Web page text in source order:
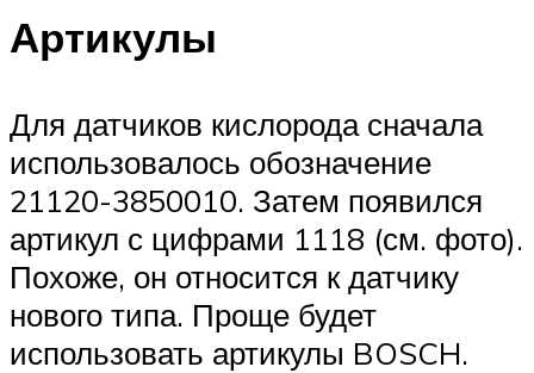
Артикулы
Для датчиков кислорода сначала
использовалось обозначение
21120-3850010. Затем появился
артикул с цифрами 1118 (см. фото).
Похоже, он относится к датчику
нового типа. Проще будет
использовать артикулы BOSCH.